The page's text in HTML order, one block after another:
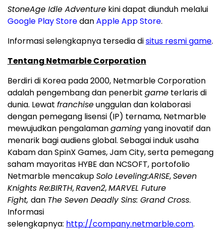
StoneAge Idle Adventure kini dapat diunduh melalui
Google Play StoredanApple App Store.
Informasi selengkapnya tersedia disitus resmi game.
Tentang Netmarble Corporation
Berdiri di Korea pada 2000, Netmarble Corporation
adalah pengembang dan penerbit game terlaris di
dunia. Lewat franchiseunggulan dan kolaborasi
dengan pemegang lisensi (IP) ternama, Netmarble
mewujudkan pengalamangamingyang inovatif dan
menarik bagi audiens global. Sebagai induk usaha
Kabam dan SpinX Games, Jam City, serta pemegang
saham mayoritas HYBE dan NCSOFT, portofolio
Netmarble mencakupSolo Leveling:ARISE,Seven
Knights Re:BIRTH,Raven2,MARVEL Future
Fight, dan The Seven Deadly Sins: Grand Cross.
Informasi
selengkapnya: http://company.netmarble.com.